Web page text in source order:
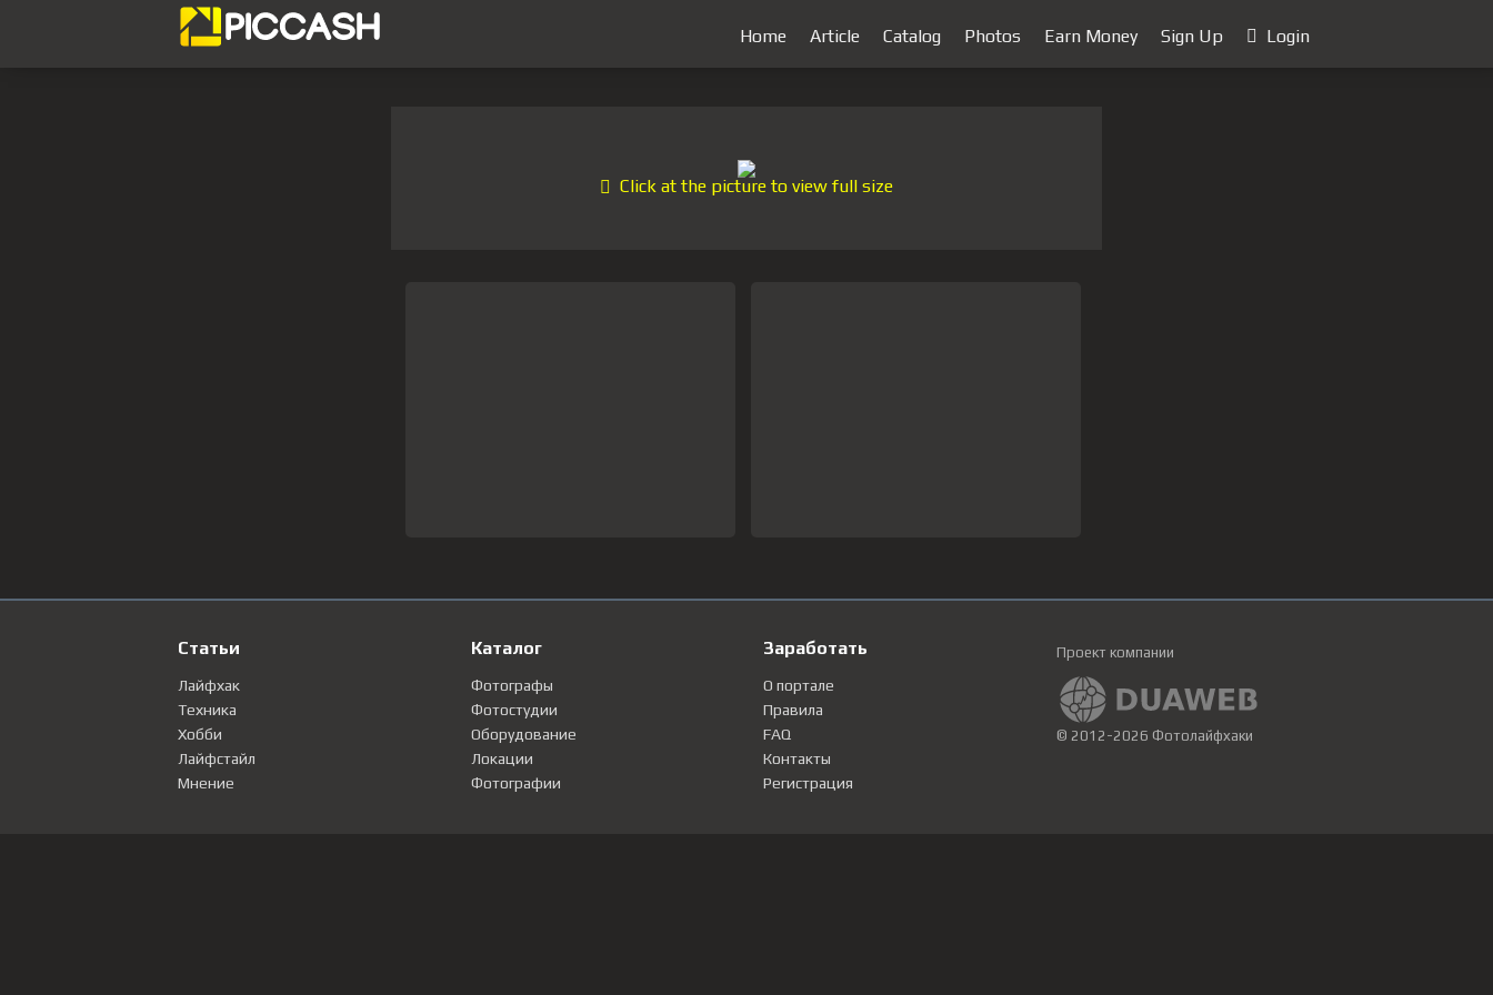
Home Article Catalog Photos Earn Money Sign Up Login
Click at the picture to view full size
Статьи
Лайфхак
Техника
Хобби
Лайфстайл
Мнение
Каталог
Фотографы
Фотостудии
Оборудование
Локации
Фотографии
Заработать
О портале
Правила
FAQ
Контакты
Регистрация
Проект компании
© 2012-2026 Фотолайфхаки